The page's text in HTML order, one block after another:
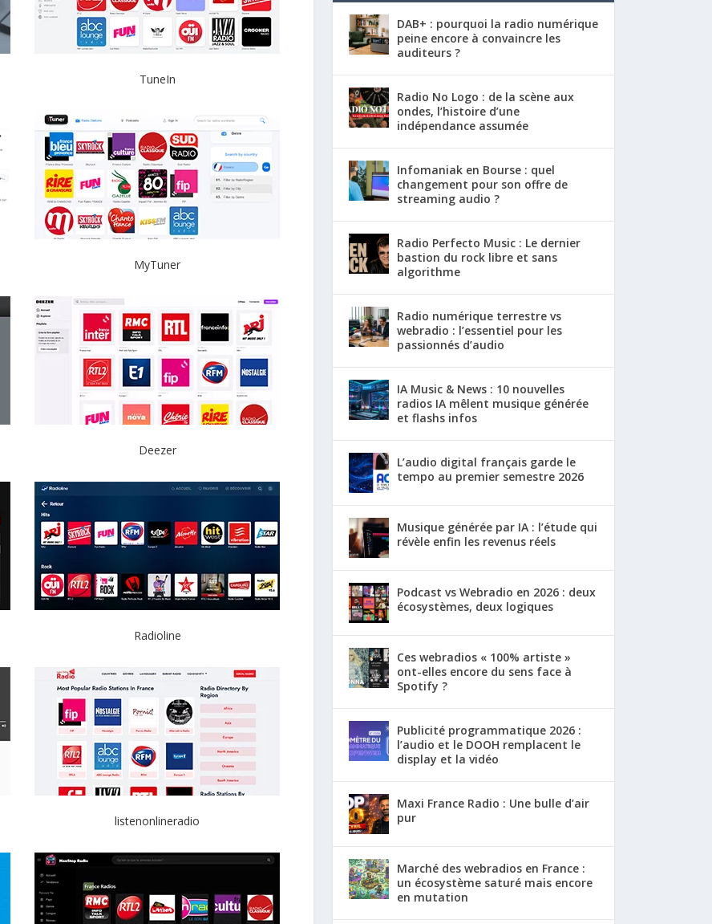
TuneIn
MyTuner
Deezer
Radioline
listenonlineradio
DAB+ : pourquoi la radio numérique
peine encore à convaincre les
auditeurs ?
Radio No Logo : de la scène aux
ondes, l’histoire d’une
indépendance assumée
Infomaniak en Bourse : quel
changement pour son offre de
streaming audio ?
Radio Perfecto Music : Le dernier
bastion du rock libre et sans
algorithme
Radio numérique terrestre vs
webradio : l’essentiel pour les
passionnés d’audio
IA Music & News : 10 nouvelles
radios IA mêlent musique générée
et flashs infos
L’audio digital français garde le
tempo au premier semestre 2026
Musique générée par IA : l’étude qui
révèle enfin les revenus réels
Podcast vs Webradio en 2026 : deux
écosystèmes, deux logiques
Ces webradios « 100% artiste »
ont-elles encore du sens face à
Spotify ?
Publicité programmatique 2026 :
l’audio et le DOOH remplacent le
display et la vidéo
Maxi France Radio : Une bulle d’air
pur
Marché des webradios en France :
un écosystème saturé mais encore
en mutation